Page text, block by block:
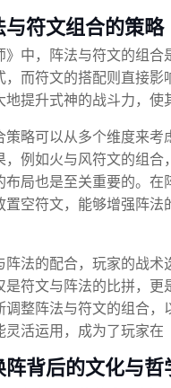
与符文组合的策略
》中，阵法与符文的组
，而符文的搭配则直接
地提升式神的战斗力，使
策略可以从多个维度来
，例如火与风符文的组
布局也是至关重要的。
置空符文，能够增强阵
阵法的配合，玩家的战
是符文与阵法的比拼，
调整阵法与符文的组合
灵活运用，成为了玩家在
阵背后的文化与哲